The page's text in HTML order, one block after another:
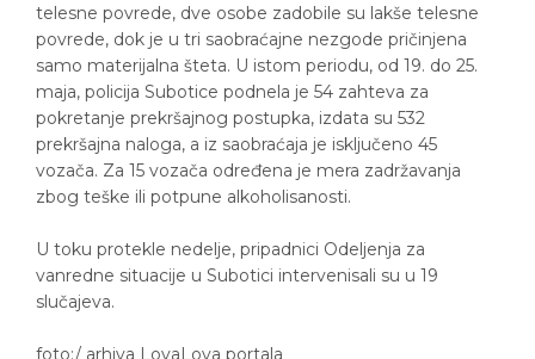
telesne povrede, dve osobe zadobile su lakše telesne
povrede, dok je u tri saobraćajne nezgode pričinjena
samo materijalna šteta. U istom periodu, od 19. do 25.
maja, policija Subotice podnela je 54 zahteva za
pokretanje prekršajnog postupka, izdata su 532
prekršajna naloga, a iz saobraćaja je isključeno 45
vozača. Za 15 vozača određena je mera zadržavanja
zbog teške ili potpune alkoholisanosti.
U toku protekle nedelje, pripadnici Odeljenja za
vanredne situacije u Subotici intervenisali su u 19
slučajeva.
foto:/ arhiva LovaLova portala